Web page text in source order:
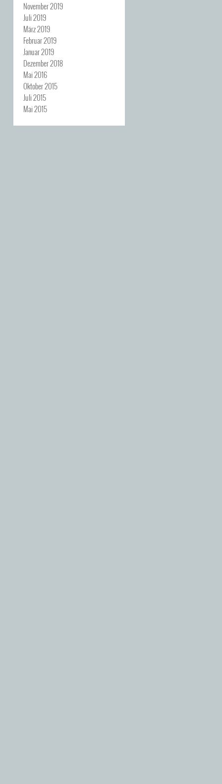
November 2019
Juli 2019
März 2019
Februar 2019
Januar 2019
Dezember 2018
Mai 2016
Oktober 2015
Juli 2015
Mai 2015